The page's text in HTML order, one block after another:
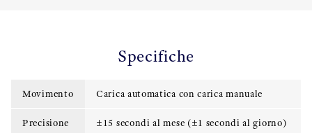
Specifiche
Movimento Carica automatica con carica manuale
Precisione ±15 secondi al mese (±1 secondi al giorno)